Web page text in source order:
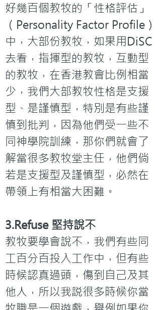
好幾百個教牧的「性格評估」
（Personality Factor Profile）
中，大部份教牧，如果用DiSC
去看，指揮型的教牧，互動型
的教牧，在香港教會比例相當
少，我們大部教牧性格是支援
型、是謹慎型，特別是有些謹
慎到批判，因為他們受一些不
同神學院訓練，那你們就會了
解當很多教牧堂主任，他們倘
若是支援型及謹慎型，必然在
帶領上有相當大困難。
3.Refuse 堅持說不
教牧要學會說不，我們有些同
工百分百投入工作中，但有些
時候認真過頭，傷到自己及其
他人，所以我説很多時候你當